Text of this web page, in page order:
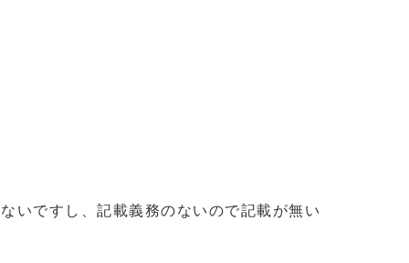
いですし、記載義務のないので記載が無い